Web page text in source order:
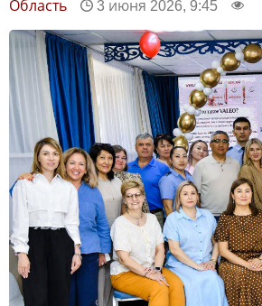
Область 3 июня 2026, 9:45